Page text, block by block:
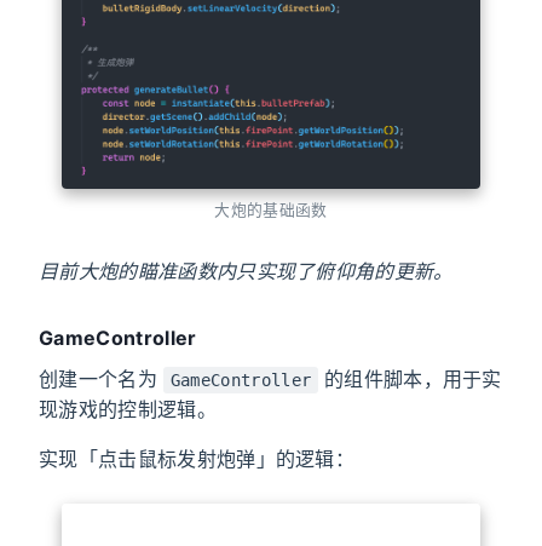
大炮的基础函数
目前大炮的瞄准函数内只实现了俯仰角的更新。
GameController
创建一个名为
GameController
的组件脚本，用于实
现游戏的控制逻辑。
实现「点击鼠标发射炮弹」的逻辑：